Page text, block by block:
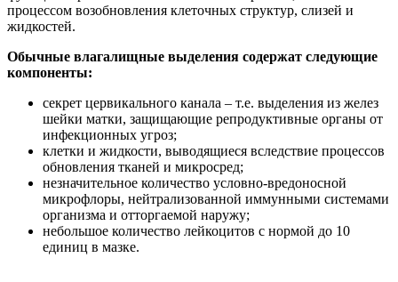
процессом возобновления клеточных структур, слизей и
жидкостей.
Обычные влагалищные выделения содержат следующие
компоненты:
секрет цервикального канала – т.е. выделения из желез
шейки матки, защищающие репродуктивные органы от
инфекционных угроз;
клетки и жидкости, выводящиеся вследствие процессов
обновления тканей и микросред;
незначительное количество условно-вредоносной
микрофлоры, нейтрализованной иммунными системами
организма и отторгаемой наружу;
небольшое количество лейкоцитов с нормой до 10
единиц в мазке.